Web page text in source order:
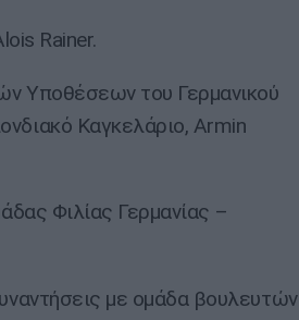
Rainer.
Υποθέσεων του Γερμανικού
Καγκελάριο, Armin
Φιλίας Γερμανίας –
με ομάδα βουλευτών